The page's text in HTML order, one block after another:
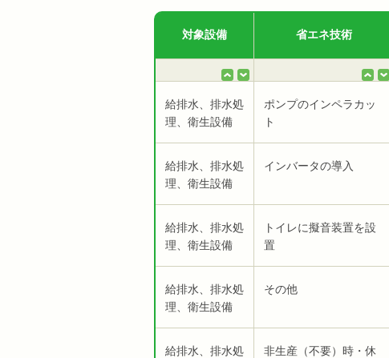
対象設備 省エネ技術
給排水、排水処
理、衛生設備
ポンプのインペラカッ
ト
給排水、排水処
理、衛生設備
インバータの導入
給排水、排水処
理、衛生設備
トイレに擬音装置を設
置
給排水、排水処
理、衛生設備
その他
給排水、排水処
非生産（不要）時・休